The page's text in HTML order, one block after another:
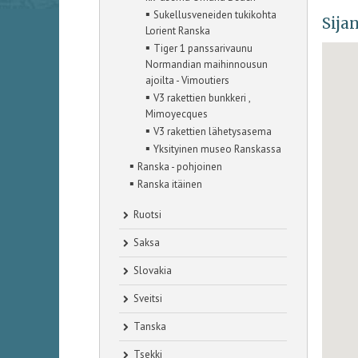
▪ Sukellusveneiden tukikohta
Lorient Ranska
▪ Tiger 1 panssarivaunu
Normandian maihinnousun
ajoilta - Vimoutiers
▪ V3 rakettien bunkkeri ,
Mimoyecques
▪ V3 rakettien lähetysasema
▪ Yksityinen museo Ranskassa
▪ Ranska - pohjoinen
▪ Ranska itäinen
Ruotsi
Saksa
Slovakia
Sveitsi
Tanska
Tsekki